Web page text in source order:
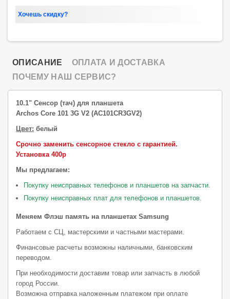
Хочешь скидку?
ОПИСАНИЕ
ОПЛАТА И ДОСТАВКА
ПОЧЕМУ НАШ СЕРВИС?
10.1" Сенсор (тач) для планшета
Archos Core 101 3G V2 (AC101CR3GV2)
Цвет: белый
Срочно заменить сенсорное стекло с гарантией.
Установка 400р
Мы предлагаем:
Покупку неисправных телефонов и планшетов на запчасти.
Покупку неисправных плат для телефонов и планшетов.
Меняем Флэш память на планшетах Samsung
Работаем с СЦ, мастерскими и частными мастерами.
Финансовые расчеты возможны наличными, банковским
переводом.
При необходимости доставим товар или запчасть в любой
город России.
Возможна отправка наложенным платежом при оплате